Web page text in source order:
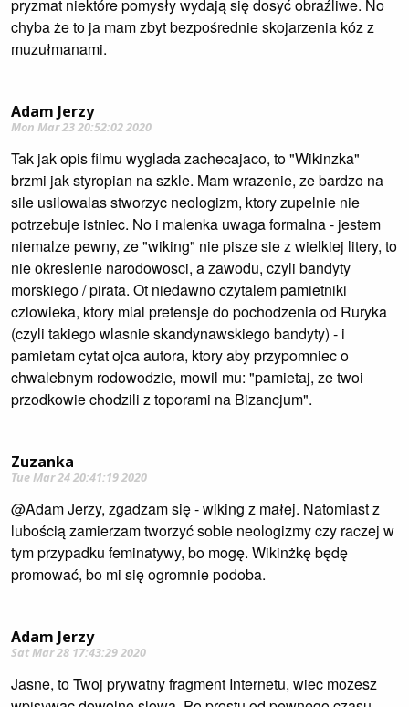
pryzmat niektóre pomysły wydają się dosyć obraźliwe. No
chyba że to ja mam zbyt bezpośrednie skojarzenia kóz z
muzułmanami.
Adam Jerzy
Mon Mar 23 20:52:02 2020
Tak jak opis filmu wyglada zachecajaco, to "Wikinzka"
brzmi jak styropian na szkle. Mam wrazenie, ze bardzo na
sile usilowalas stworzyc neologizm, ktory zupelnie nie
potrzebuje istniec. No i malenka uwaga formalna - jestem
niemalze pewny, ze "wiking" nie pisze sie z wielkiej litery, to
nie okreslenie narodowosci, a zawodu, czyli bandyty
morskiego / pirata. Ot niedawno czytalem pamietniki
czlowieka, ktory mial pretensje do pochodzenia od Ruryka
(czyli takiego wlasnie skandynawskiego bandyty) - i
pamietam cytat ojca autora, ktory aby przypomniec o
chwalebnym rodowodzie, mowil mu: "pamietaj, ze twoi
przodkowie chodzili z toporami na Bizancjum".
Zuzanka
Tue Mar 24 20:41:19 2020
@Adam Jerzy, zgadzam się - wiking z małej. Natomiast z
lubością zamierzam tworzyć sobie neologizmy czy raczej w
tym przypadku feminatywy, bo mogę. Wikinżkę będę
promować, bo mi się ogromnie podoba.
Adam Jerzy
Sat Mar 28 17:43:29 2020
Jasne, to Twoj prywatny fragment Internetu, wiec mozesz